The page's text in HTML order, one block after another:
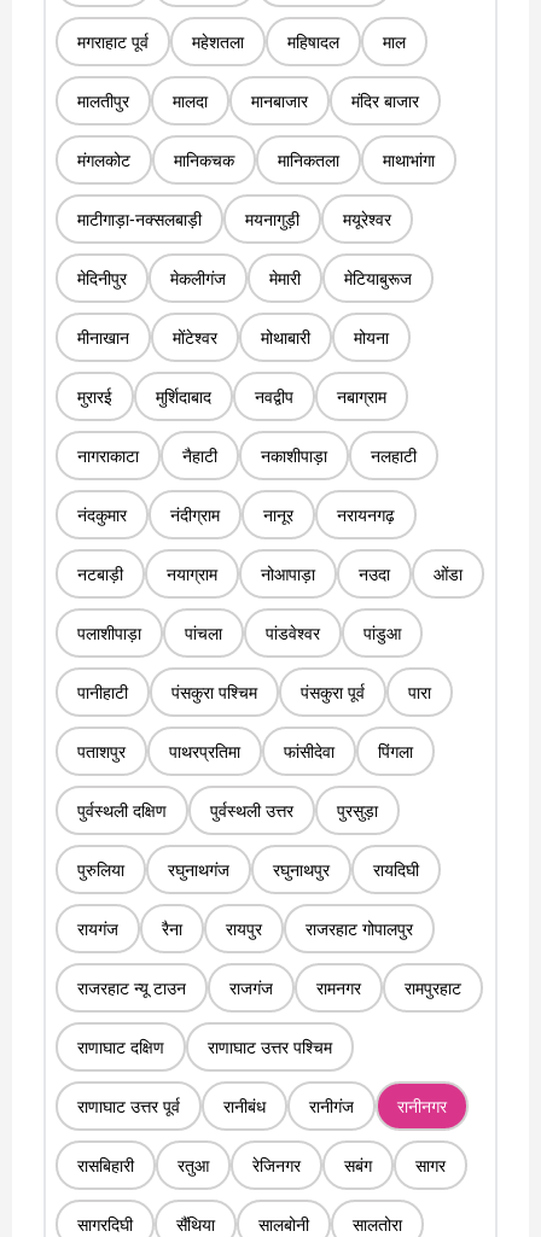
मगराहाट पूर्व महेशतला महिषादल माल
मालतीपुर मालदा मानबाजार मंदिर बाजार
मंगलकोट मानिकचक मानिकतला माथाभांगा
माटीगाड़ा-नक्सलबाड़ी मयनागुड़ी मयूरेश्वर
मेदिनीपुर मेकलीगंज मेमारी मेटियाबुरूज
मीनाखान मोंटेश्वर मोथाबारी मोयना
मुरारई मुर्शिदाबाद नवद्वीप नबाग्राम
नागराकाटा नैहाटी नकाशीपाड़ा नलहाटी
नंदकुमार नंदीग्राम नानूर नरायनगढ़
नटबाड़ी नयाग्राम नोआपाड़ा नउदा ओंडा
पलाशीपाड़ा पांचला पांडवेश्वर पांडुआ
पानीहाटी पंसकुरा पश्चिम पंसकुरा पूर्व पारा
पताशपुर पाथरप्रतिमा फांसीदेवा पिंगला
पुर्वस्थली दक्षिण पुर्वस्थली उत्तर पुरसुड़ा
पुरुलिया रघुनाथगंज रघुनाथपुर रायदिघी
रायगंज रैना रायपुर राजरहाट गोपालपुर
राजरहाट न्यू टाउन राजगंज रामनगर रामपुरहाट
राणाघाट दक्षिण राणाघाट उत्तर पश्चिम
राणाघाट उत्तर पूर्व रानीबंध रानीगंज रानीनगर
रासबिहारी रतुआ रेजिनगर सबंग सागर
सागरदिघी सैंथिया सालबोनी सालतोरा